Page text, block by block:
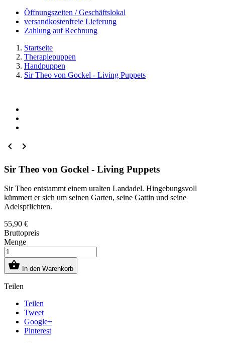
Öffnungszeiten / Geschäftslokal
versandkostenfreie Lieferung
Zahlung auf Rechnung
Startseite
Therapiepuppen
Handpuppen
Sir Theo von Gockel - Living Puppets
 
Sir Theo von Gockel - Living Puppets
Sir Theo entstammt einem uralten Landadel. Hingebungsvoll
kümmert er sich um seinen Garten, seine Gattin und seine
Adelspflichten.
55,90 €
Bruttopreis
Menge
 In den Warenkorb
Teilen
Teilen
Tweet
Google+
Pinterest